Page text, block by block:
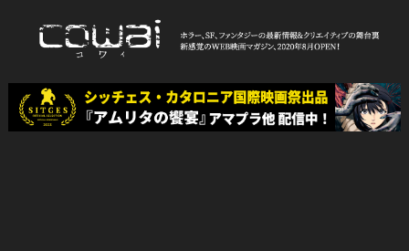
WEB映画マガジン「cowai コ
ワイ」